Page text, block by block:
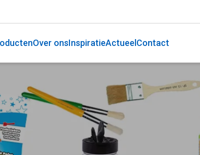
Over onsInspiratieActueel Contact